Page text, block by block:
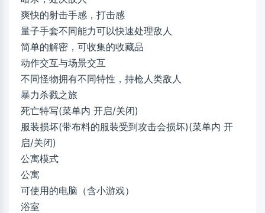
爽快的射击手感，打击感
量子手套不同能力可以快速处理敌人
简单的解密，可收集的收藏品
动作交互与场景交互
不同怪物拥有不同特性，持枪人类敌人
暴力杀戮之旅
死亡特写(菜单内 开启/关闭)
服装损坏(带布料的服装受到攻击会损坏)(菜单内 开
启/关闭)
公寓模式
公寓
可使用的电脑（含小游戏）
浴室